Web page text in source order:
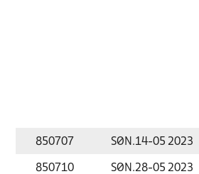
850707 SØN.14-05 2023
850710 SØN.28-05 2023